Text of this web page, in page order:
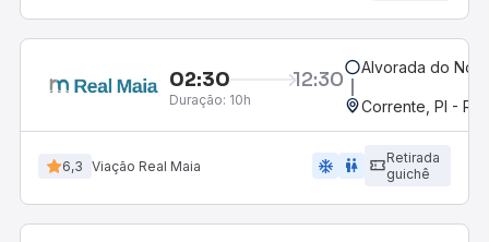
02:30 12:30
Duração: 10h
Alvorada do
Corrente, PI -
6,3 Viação Real Maia ac_unit wc
Retirada
guichê